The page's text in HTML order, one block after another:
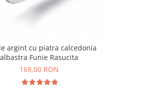
argint cu piatra calcedonia
albastra Funie Rasucita
169,00 RON